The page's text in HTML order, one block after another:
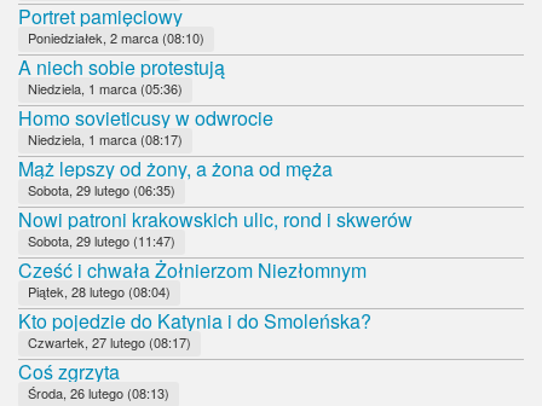
Portret pamięciowy
Poniedziałek, 2 marca (08:10)
A niech sobie protestują
Niedziela, 1 marca (05:36)
Homo sovieticusy w odwrocie
Niedziela, 1 marca (08:17)
Mąż lepszy od żony, a żona od męża
Sobota, 29 lutego (06:35)
Nowi patroni krakowskich ulic, rond i skwerów
Sobota, 29 lutego (11:47)
Cześć i chwała Żołnierzom Niezłomnym
Piątek, 28 lutego (08:04)
Kto pojedzie do Katynia i do Smoleńska?
Czwartek, 27 lutego (08:17)
Coś zgrzyta
Środa, 26 lutego (08:13)